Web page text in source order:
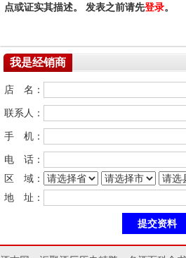
点或证实其描述。 发表之前请先登录。
我是经销商
店 名：
联系人：
手 机：
电 话：
区 域：
地 址：